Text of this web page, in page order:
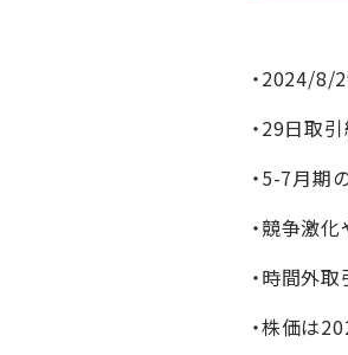
・2024/8/
・29日取
・5-7月期
・競争激
・時間外
・株価は